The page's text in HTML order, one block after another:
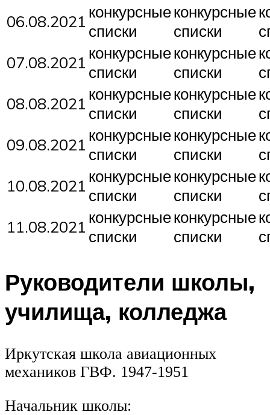
06.08.2021 конкурсные
списки
конкурсные
списки
07.08.2021 конкурсные
списки
конкурсные
списки
08.08.2021 конкурсные
списки
конкурсные
списки
09.08.2021 конкурсные
списки
конкурсные
списки
10.08.2021 конкурсные
списки
конкурсные
списки
11.08.2021 конкурсные
списки
конкурсные
списки
Руководители школы,
училища, колледжа
Иркутская школа авиационных
механиков ГВФ. 1947-1951
Начальник школы: